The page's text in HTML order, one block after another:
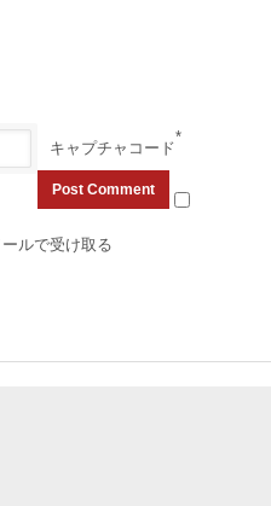
キャプチャコード
*
ルで受け取る